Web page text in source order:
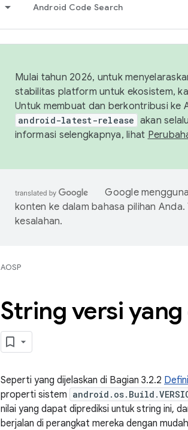
Android Code Search
Mulai tahun 2026, untuk
stabilitas platform untuk ekosistem,
Untuk membuat dan berkontribusi ke
android-latest-release akan
informasi selengkapnya, lihat
Google
konten ke dalam bahasa pilihan
kesalahan.
AOSP
String versi
Seperti yang dijelaskan di Bagian 3.2.2
properti sistem
nilai yang dapat diprediksi untuk string ini,
berjalan di perangkat mereka dengan